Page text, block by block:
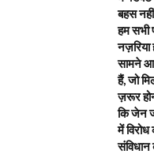
बहस नहीं
हम सभी
नज़रिया
सामने
हैं, जो
ज़रूर
कि जेन
में
संविधान